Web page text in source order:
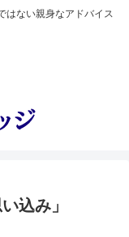
はない親身なアドバイス
込み」